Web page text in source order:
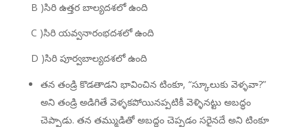
B )సిరి ఉత్తర బాల్యదశలో ఉంది
C )సిరి యవ్వనారంభదశలో ఉంది
D )సిరి పూర్వబాల్యదశలో ఉంది
తన తండ్రి కొడతాడని భావించిన టింకూ, “స్కూలుకు వెళ్ళవా?”
అని తండ్రి అడిగితే వెళ్ళకపోయినప్పటికీ వెళ్ళినట్టు అబద్ధం
చెప్పాడు. తన తమ్ముడితో అబద్దం చెప్పడం సరైనదే అని టింకూ